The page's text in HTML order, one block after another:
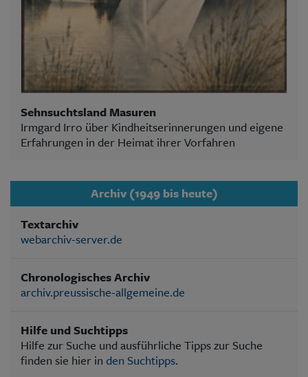
Sehnsuchtsland Masuren
Irmgard Irro über Kindheitserinnerungen und eigene
Erfahrungen in der Heimat ihrer Vorfahren
Archiv (1949 bis heute)
Textarchiv
webarchiv-server.de
Chronologisches Archiv
archiv.preussische-allgemeine.de
Hilfe und Suchtipps
Hilfe zur Suche und ausführliche Tipps zur Suche
finden sie hier in den Suchtipps.